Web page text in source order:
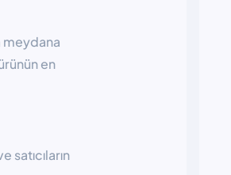
meydana
en